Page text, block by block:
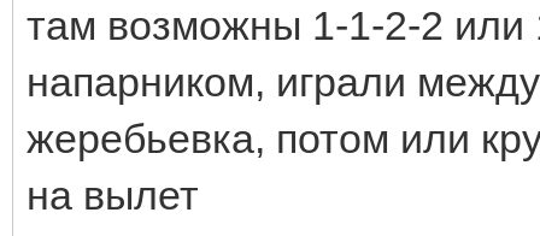
там возможны 1-1-2-2 или
напарником, играли
жеребьевка, потом или
на вылет